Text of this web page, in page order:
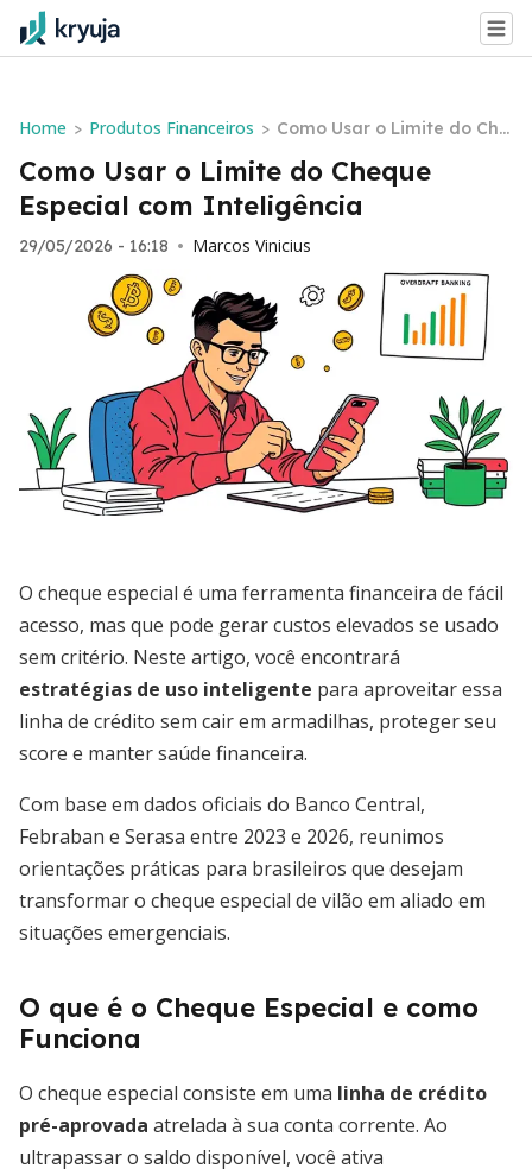
Home > Produtos Financeiros > Como Usar o Limite do Che
que Especial com Inteligên
cia
Como Usar o Limite do Cheque
Especial com Inteligência
29/05/2026 - 16:18 • Marcos Vinicius
O cheque especial é uma ferramenta financeira de fácil
acesso, mas que pode gerar custos elevados se usado
sem critério. Neste artigo, você encontrará
estratégias de uso inteligente para aproveitar essa
linha de crédito sem cair em armadilhas, proteger seu
score e manter saúde financeira.
Com base em dados oficiais do Banco Central,
Febraban e Serasa entre 2023 e 2026, reunimos
orientações práticas para brasileiros que desejam
transformar o cheque especial de vilão em aliado em
situações emergenciais.
O que é o Cheque Especial e como
Funciona
O cheque especial consiste em uma linha de crédito
pré-aprovada atrelada à sua conta corrente. Ao
ultrapassar o saldo disponível, você ativa